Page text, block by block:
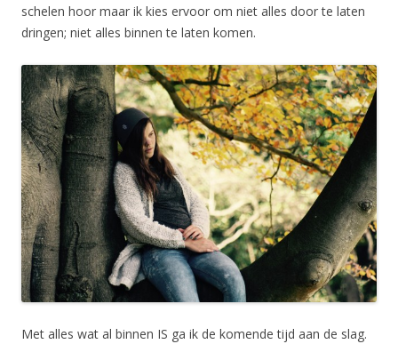
schelen hoor maar ik kies ervoor om niet alles door te laten
dringen; niet alles binnen te laten komen.
Met alles wat al binnen IS ga ik de komende tijd aan de slag.